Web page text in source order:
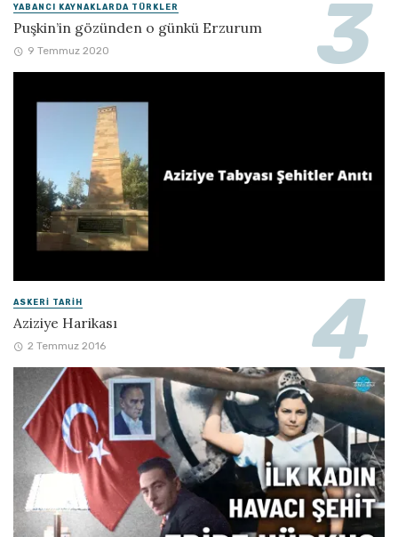
YABANCI KAYNAKLARDA TÜRKLER
Puşkin’in gözünden o günkü Erzurum
9 Temmuz 2020
ASKERI TARIH
Aziziye Harikası
2 Temmuz 2016